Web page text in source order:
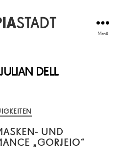
STADT
Menü
JULIAN DELL
Kategorien
UND
„GORJEIO“